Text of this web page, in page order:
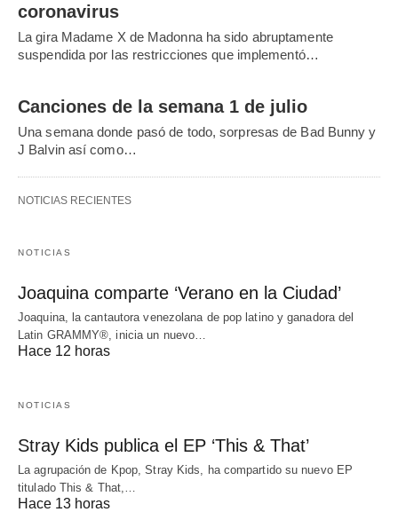
coronavirus
La gira Madame X de Madonna ha sido abruptamente
suspendida por las restricciones que implementó…
Canciones de la semana 1 de julio
Una semana donde pasó de todo, sorpresas de Bad Bunny y
J Balvin así como…
NOTICIAS RECIENTES
NOTICIAS
Joaquina comparte ‘Verano en la Ciudad’
Joaquina, la cantautora venezolana de pop latino y ganadora del
Latin GRAMMY®, inicia un nuevo…
Hace 12 horas
NOTICIAS
Stray Kids publica el EP ‘This & That’
La agrupación de Kpop, Stray Kids, ha compartido su nuevo EP
titulado This & That,…
Hace 13 horas